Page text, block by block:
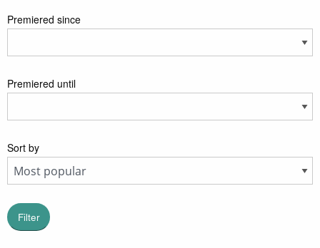
Premiered since
Premiered until
Sort by
Filter